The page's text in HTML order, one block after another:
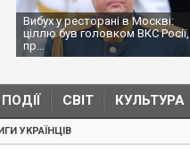
Вибух у ресторані в Москві:
ціллю був головком ВКС Росії,
пр...
СВІТ КУЛЬТУРА
УКРАЇНЦІВ